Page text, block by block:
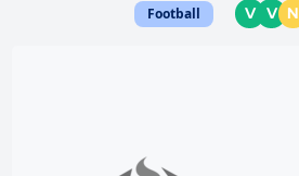
Football V V N